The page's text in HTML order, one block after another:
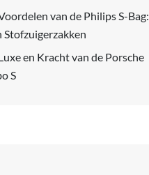
van de Philips S-Bag:
Stofzuigerzakken
en Kracht van de Porsche
S